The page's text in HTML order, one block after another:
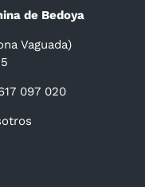
de Bedoya
Vaguada)
097 020